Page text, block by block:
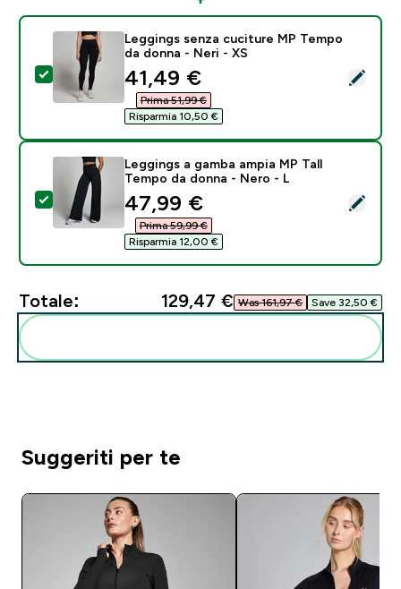
Seleziona questo prodotto - Leggings senza
Leggings senza cuciture MP Tempo
da donna - Neri - XS
discounted price
41,49 €‎
Prima 51,99 €‎
Risparmia 10,50 €‎
Seleziona questo prodotto - Leggings a gamba
Leggings a gamba ampia MP Tall
Tempo da donna - Nero - L
discounted price
47,99 €‎
Prima 59,99 €‎
Risparmia 12,00 €‎
Totale: 129,47 €‎ Was 161,97 €‎ Save 32,50 €‎
Suggeriti per te